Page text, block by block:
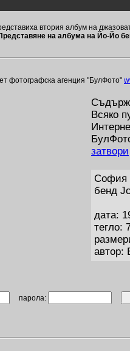
втория албум на
на албума на Йо-Йо
фотографска агенция "БулФото"
Всяко
затвори
София
бенд
дата:
тегло:
автор:
парола: